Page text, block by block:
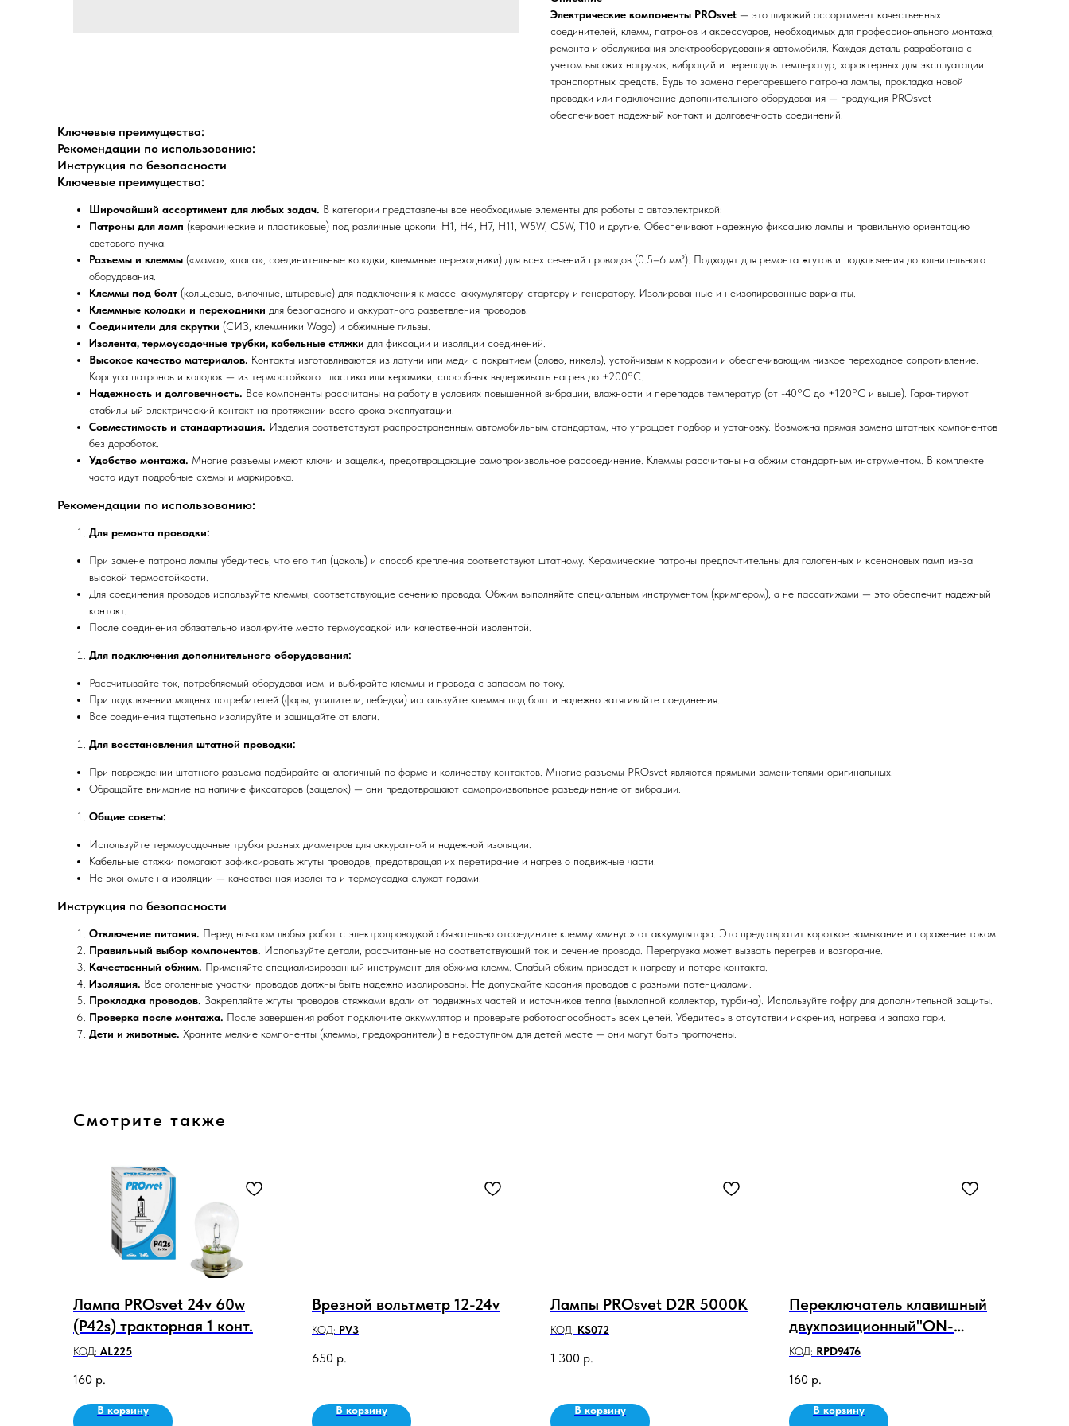
Электрические компоненты PROsvet — это широкий ассортимент качественных
соединителей, клемм, патронов и аксессуаров, необходимых для профессионального монтажа,
ремонта и обслуживания электрооборудования автомобиля. Каждая деталь разработана с
учетом высоких нагрузок, вибраций и перепадов температур, характерных для эксплуатации
транспортных средств. Будь то замена перегоревшего патрона лампы, прокладка новой
проводки или подключение дополнительного оборудования — продукция PROsvet
обеспечивает надежный контакт и долговечность соединений.
Ключевые преимущества:
Рекомендации по использованию:
Инструкция по безопасности
Ключевые преимущества:
Широчайший ассортимент для любых задач. В категории представлены все необходимые элементы для работы с автоэлектрикой:
Патроны для ламп (керамические и пластиковые) под различные цоколи: H1, H4, H7, H11, W5W, C5W, T10 и другие. Обеспечивают надежную фиксацию лампы и правильную ориентацию
светового пучка.
Разъемы и клеммы («мама», «папа», соединительные колодки, клеммные переходники) для всех сечений проводов (0.5–6 мм²). Подходят для ремонта жгутов и подключения дополнительного
оборудования.
Клеммы под болт (кольцевые, вилочные, штыревые) для подключения к массе, аккумулятору, стартеру и генератору. Изолированные и неизолированные варианты.
Клеммные колодки и переходники для безопасного и аккуратного разветвления проводов.
Соединители для скрутки (СИЗ, клеммники Wago) и обжимные гильзы.
Изолента, термоусадочные трубки, кабельные стяжки для фиксации и изоляции соединений.
Высокое качество материалов. Контакты изготавливаются из латуни или меди с покрытием (олово, никель), устойчивым к коррозии и обеспечивающим низкое переходное сопротивление.
Корпуса патронов и колодок — из термостойкого пластика или керамики, способных выдерживать нагрев до +200°C.
Надежность и долговечность. Все компоненты рассчитаны на работу в условиях повышенной вибрации, влажности и перепадов температур (от -40°C до +120°C и выше). Гарантируют
стабильный электрический контакт на протяжении всего срока эксплуатации.
Совместимость и стандартизация. Изделия соответствуют распространенным автомобильным стандартам, что упрощает подбор и установку. Возможна прямая замена штатных компонентов
без доработок.
Удобство монтажа. Многие разъемы имеют ключи и защелки, предотвращающие самопроизвольное рассоединение. Клеммы рассчитаны на обжим стандартным инструментом. В комплекте
часто идут подробные схемы и маркировка.
Рекомендации по использованию:
Для ремонта проводки:
При замене патрона лампы убедитесь, что его тип (цоколь) и способ крепления соответствуют штатному. Керамические патроны предпочтительны для галогенных и ксеноновых ламп из-за
высокой термостойкости.
Для соединения проводов используйте клеммы, соответствующие сечению провода. Обжим выполняйте специальным инструментом (кримпером), а не пассатижами — это обеспечит надежный
контакт.
После соединения обязательно изолируйте место термоусадкой или качественной изолентой.
Для подключения дополнительного оборудования:
Рассчитывайте ток, потребляемый оборудованием, и выбирайте клеммы и провода с запасом по току.
При подключении мощных потребителей (фары, усилители, лебедки) используйте клеммы под болт и надежно затягивайте соединения.
Все соединения тщательно изолируйте и защищайте от влаги.
Для восстановления штатной проводки:
При повреждении штатного разъема подбирайте аналогичный по форме и количеству контактов. Многие разъемы PROsvet являются прямыми заменителями оригинальных.
Обращайте внимание на наличие фиксаторов (защелок) — они предотвращают самопроизвольное разъединение от вибрации.
Общие советы:
Используйте термоусадочные трубки разных диаметров для аккуратной и надежной изоляции.
Кабельные стяжки помогают зафиксировать жгуты проводов, предотвращая их перетирание и нагрев о подвижные части.
Не экономьте на изоляции — качественная изолента и термоусадка служат годами.
Инструкция по безопасности
Отключение питания. Перед началом любых работ с электропроводкой обязательно отсоедините клемму «минус» от аккумулятора. Это предотвратит короткое замыкание и поражение током.
Правильный выбор компонентов. Используйте детали, рассчитанные на соответствующий ток и сечение провода. Перегрузка может вызвать перегрев и возгорание.
Качественный обжим. Применяйте специализированный инструмент для обжима клемм. Слабый обжим приведет к нагреву и потере контакта.
Изоляция. Все оголенные участки проводов должны быть надежно изолированы. Не допускайте касания проводов с разными потенциалами.
Прокладка проводов. Закрепляйте жгуты проводов стяжками вдали от подвижных частей и источников тепла (выхлопной коллектор, турбина). Используйте гофру для дополнительной защиты.
Проверка после монтажа. После завершения работ подключите аккумулятор и проверьте работоспособность всех цепей. Убедитесь в отсутствии искрения, нагрева и запаха гари.
Дети и животные. Храните мелкие компоненты (клеммы, предохранители) в недоступном для детей месте — они могут быть проглочены.
Смотрите также
Лампа PROsvet 24v 60w
(P42s) тракторная 1 конт.
КОД: AL225
160 р.
В корзину
Врезной вольтметр 12-24v
КОД: PV3
650 р.
В корзину
Лампы PROsvet D2R 5000K
КОД: KS072
1 300 р.
В корзину
Переключатель клавишный
двухпозиционный"ON-
OFF"с фиксацией и
КОД: RPD9476
160 р.
В корзину